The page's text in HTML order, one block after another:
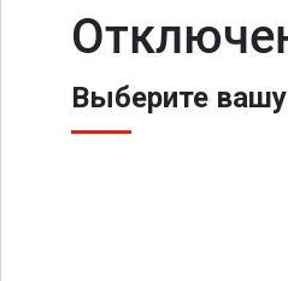
Выберите